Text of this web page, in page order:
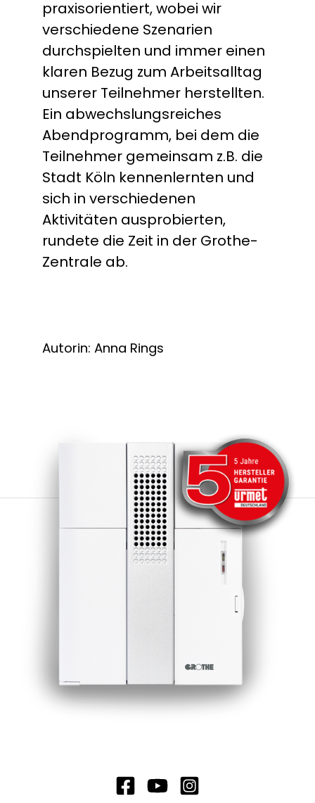
praxisorientiert, wobei wir
verschiedene Szenarien
durchspielten und immer einen
klaren Bezug zum Arbeitsalltag
unserer Teilnehmer herstellten.
Ein abwechslungsreiches
Abendprogramm, bei dem die
Teilnehmer gemeinsam z.B. die
Stadt Köln kennenlernten und
sich in verschiedenen
Aktivitäten ausprobierten,
rundete die Zeit in der Grothe-
Zentrale ab.
Autorin: Anna Rings